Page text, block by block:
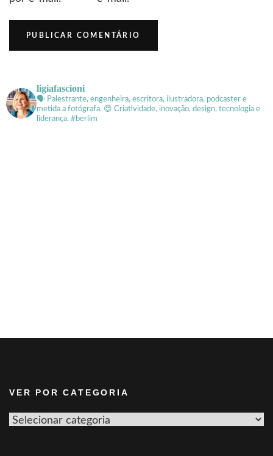
ligiafascioni
🗣 Palestrante, engenheira, escritora, ilustradora, podcaster e
metida a fotógrafa. 😍 Criatividade, inovação, design, tecnologia e
liderança. #berlim
VER POR CATEGORIA
Ver